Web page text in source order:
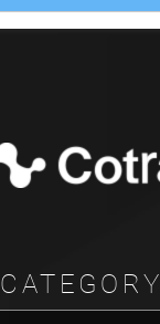
CATEGORY